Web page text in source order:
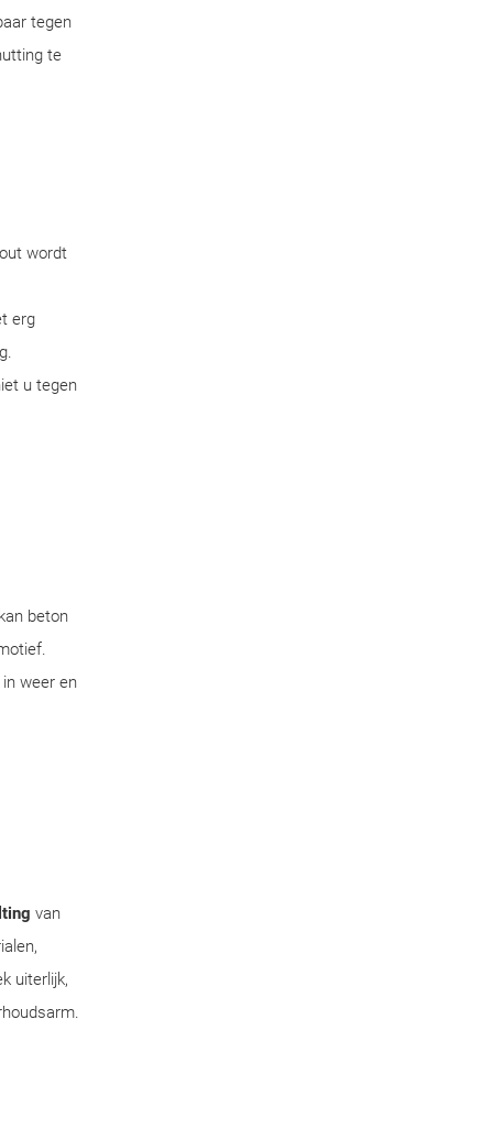
tegen
te
wordt
erg
u tegen
beton
weer en
van
uiterlijk,